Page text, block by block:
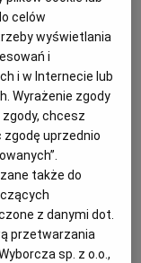
celów
wyświetlania
i
i w Internecie lub
Wyrażenie zgody
chcesz
uprzednio
także do
z danymi dot.
przetwarzania
sp. z o.o.,